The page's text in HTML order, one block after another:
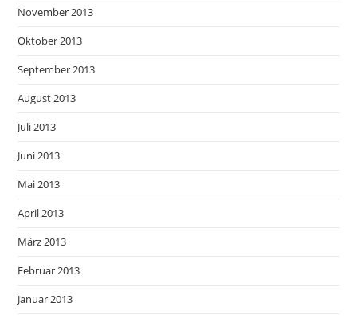
November 2013
Oktober 2013
September 2013
August 2013
Juli 2013
Juni 2013
Mai 2013
April 2013
März 2013
Februar 2013
Januar 2013